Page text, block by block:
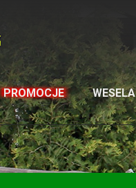
PROMOCJE WESELA